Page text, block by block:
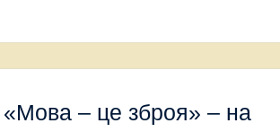
– це зброя» – на